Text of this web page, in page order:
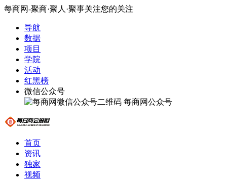
每商网-聚商·聚人·聚事关注您的关注
导航
数据
项目
学院
活动
红黑榜
微信公众号
每商网公众号
首页
资讯
独家
视频